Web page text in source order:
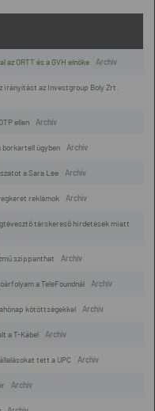
az ORTT és a GVH elnöke
irányítást az Investgroup Boly Zrt.
ellen
borkartell ügyben
a Sara Lee
reklámok
társkereső hirdetések miatt
szippanthat
a TeleFoundnál
kötöttségekkel
a T-Kábel
tett a UPC